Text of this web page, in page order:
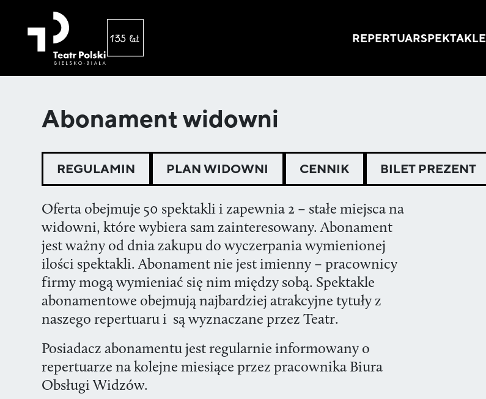
REPERTUARSPEKTAKLE
Abonament widowni
REGULAMIN PLAN WIDOWNI CENNIK BILET PREZENT
Oferta obejmuje 50 spektakli i zapewnia 2 – stałe miejsca na
widowni, które wybiera sam zainteresowany. Abonament
jest ważny od dnia zakupu do wyczerpania wymienionej
ilości spektakli. Abonament nie jest imienny – pracownicy
firmy mogą wymieniać się nim między sobą. Spektakle
abonamentowe obejmują najbardziej atrakcyjne tytuły z
naszego repertuaru i są wyznaczane przez Teatr.
Posiadacz abonamentu jest regularnie informowany o
repertuarze na kolejne miesiące przez pracownika Biura
Obsługi Widzów.